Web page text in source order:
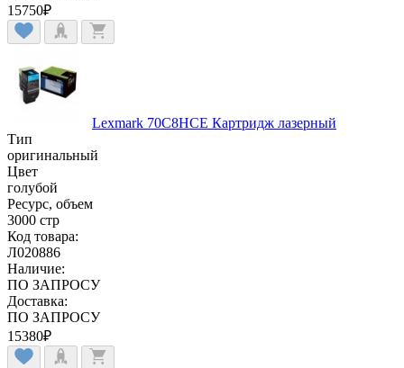
15750₽
Lexmark 70C8HCE Картридж лазерный
Тип
оригинальный
Цвет
голубой
Ресурс, объем
3000 стр
Код товара:
Л020886
Наличие:
ПО ЗАПРОСУ
Доставка:
ПО ЗАПРОСУ
15380₽